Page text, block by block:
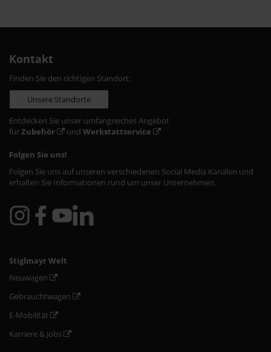
Kontakt
Finden Sie den richtigen Standort:
Unsere Standorte
Entdecken Sie unser umfangreiches Angebot
fürZubehör und Werkstattservice
Folgen Sie uns!
Folgen Sie uns auf unseren verschiedenen Social Media Kanälen und
erhalten Sie Informationen rund um unser Unternehmen.
Stiglmayr Welt
Neuwagen
Gebrauchtwagen
E-Mobilität
Karriere & Jobs